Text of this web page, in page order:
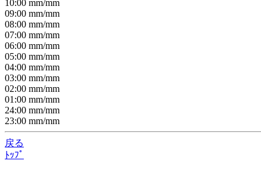
10:00 mm/mm
09:00 mm/mm
08:00 mm/mm
07:00 mm/mm
06:00 mm/mm
05:00 mm/mm
04:00 mm/mm
03:00 mm/mm
02:00 mm/mm
01:00 mm/mm
24:00 mm/mm
23:00 mm/mm
戻る
ﾄｯﾌﾟ